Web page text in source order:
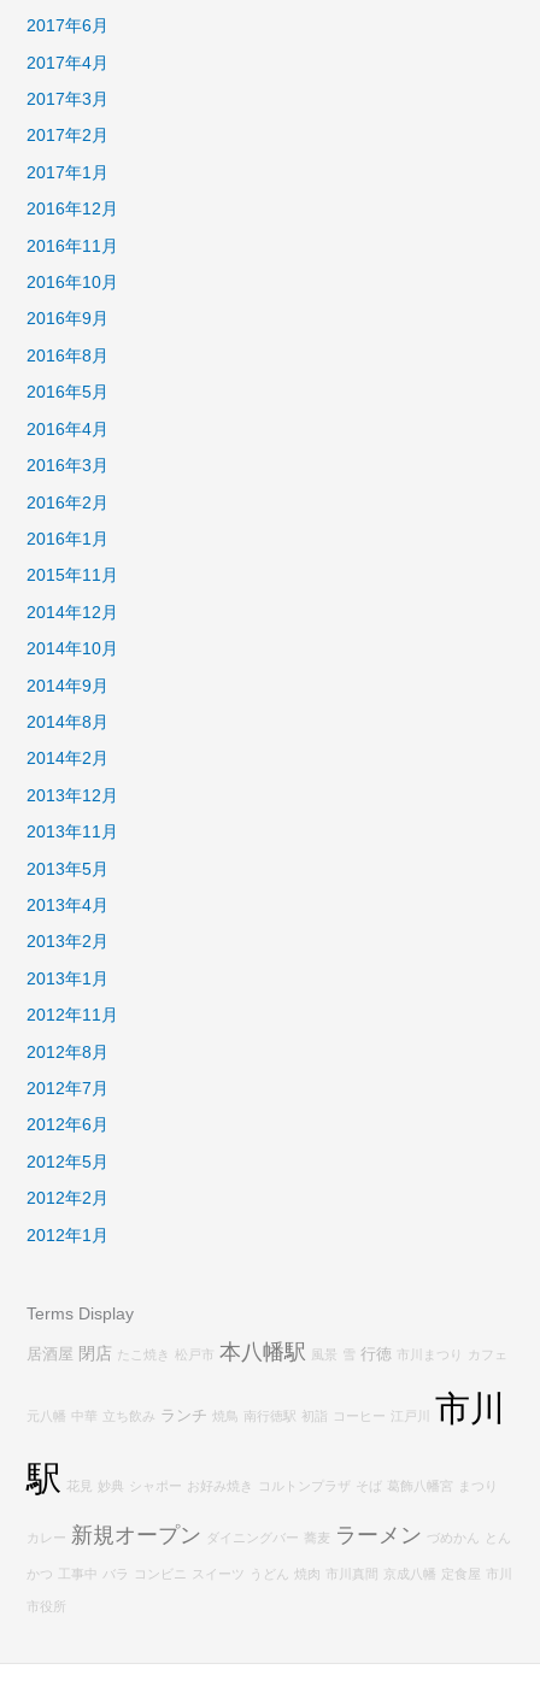
2017年6月
2017年4月
2017年3月
2017年2月
2017年1月
2016年12月
2016年11月
2016年10月
2016年9月
2016年8月
2016年5月
2016年4月
2016年3月
2016年2月
2016年1月
2015年11月
2014年12月
2014年10月
2014年9月
2014年8月
2014年2月
2013年12月
2013年11月
2013年5月
2013年4月
2013年2月
2013年1月
2012年11月
2012年8月
2012年7月
2012年6月
2012年5月
2012年2月
2012年1月
Terms Display
居酒屋 閉店 たこ焼き 松戸市 本八幡駅 風景 雪 行徳 市川まつり カフェ
元八幡 中華 立ち飲み ランチ 焼鳥 南行徳駅 初詣 コーヒー 江戸川
市川
駅
花見 妙典 シャポー お好み焼き コルトンプラザ そば 葛飾八幡宮 まつり
カレー 新規オープン ダイニングバー 蕎麦 ラーメン づめかん とん
かつ 工事中 バラ コンビニ スイーツ うどん 焼肉 市川真間 京成八幡 定食屋 市川
市役所